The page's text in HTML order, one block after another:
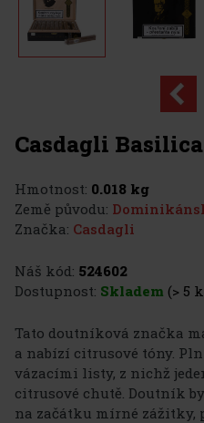
Casdagli Basilica
Hmotnost: 0.018 kg
Země původu:
Značka: Casdagli
Náš kód: 524602
Dostupnost: Skladem (> 5
Tato doutníková značka
a nabízí citrusové tóny.
vázacími listy, z nichž
citrusové chutě. Doutník
na začátku mírné zážitky,